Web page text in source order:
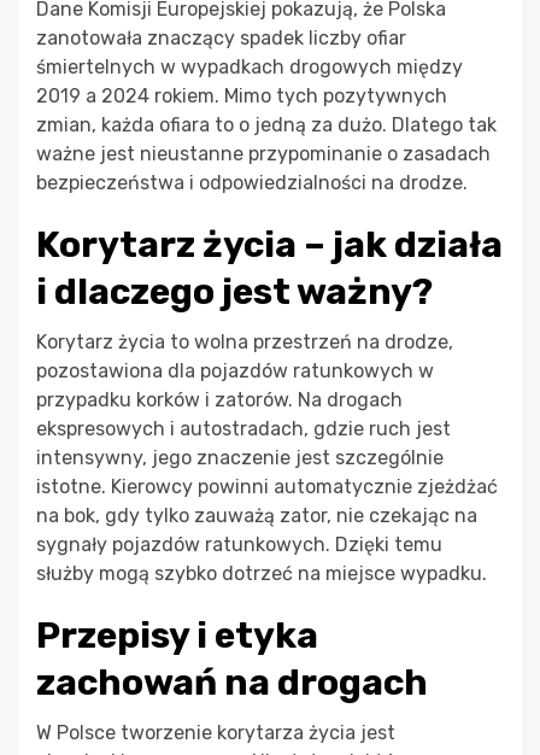
Dane Komisji Europejskiej pokazują, że Polska
zanotowała znaczący spadek liczby ofiar
śmiertelnych w wypadkach drogowych między
2019 a 2024 rokiem. Mimo tych pozytywnych
zmian, każda ofiara to o jedną za dużo. Dlatego tak
ważne jest nieustanne przypominanie o zasadach
bezpieczeństwa i odpowiedzialności na drodze.
Korytarz życia – jak działa
i dlaczego jest ważny?
Korytarz życia to wolna przestrzeń na drodze,
pozostawiona dla pojazdów ratunkowych w
przypadku korków i zatorów. Na drogach
ekspresowych i autostradach, gdzie ruch jest
intensywny, jego znaczenie jest szczególnie
istotne. Kierowcy powinni automatycznie zjeżdżać
na bok, gdy tylko zauważą zator, nie czekając na
sygnały pojazdów ratunkowych. Dzięki temu
służby mogą szybko dotrzeć na miejsce wypadku.
Przepisy i etyka
zachowań na drogach
W Polsce tworzenie korytarza życia jest